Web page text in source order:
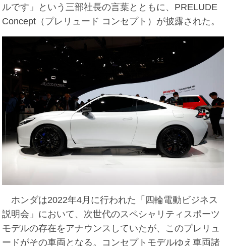
ルです」という三部社長の言葉とともに、PRELUDE
Concept（プレリュード コンセプト）が披露された。
ホンダは2022年4月に行われた「四輪電動ビジネス
説明会」において、次世代のスペシャリティスポーツ
モデルの存在をアナウンスしていたが、このプレリュ
ードがその車両となる。コンセプトモデルゆえ車両諸